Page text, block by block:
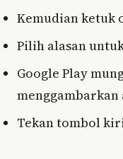
Kemudian ketuk
Pilih alasan
Google Play
menggambarkan
Tekan tombol